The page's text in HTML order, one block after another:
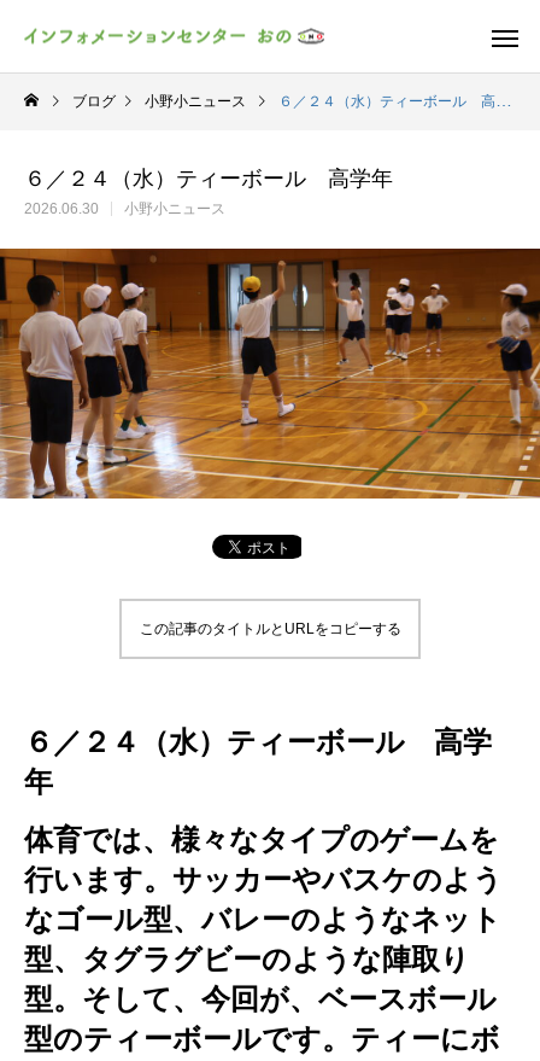
ブログ 小野小ニュース ６／２４（水）ティーボール 高学年
６／２４（水）ティーボール 高学年
2026.06.30 小野小ニュース
この記事のタイトルとURLをコピーする
６／２４（水）ティーボール 高学
年
体育では、様々なタイプのゲームを
行います。サッカーやバスケのよう
なゴール型、バレーのようなネット
型、タグラグビーのような陣取り
型。そして、今回が、ベースボール
型のティーボールです。ティーにボ